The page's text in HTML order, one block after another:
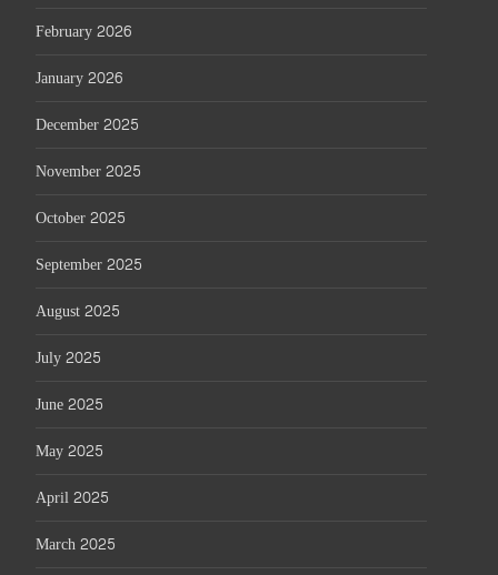
February 2026
January 2026
December 2025
November 2025
October 2025
September 2025
August 2025
July 2025
June 2025
May 2025
April 2025
March 2025